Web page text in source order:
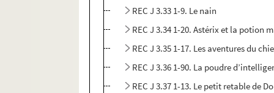
REC J 3.33 1-9. Le nain
REC J 3.34 1-20. Astérix et la potion
REC J 3.35 1-17. Les aventures du
REC J 3.36 1-90. La poudre
REC J 3.37 1-13. Le petit retable de